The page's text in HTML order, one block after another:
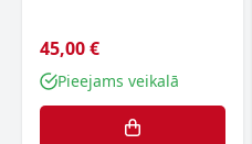
45,00 €
Pieejams veikalā